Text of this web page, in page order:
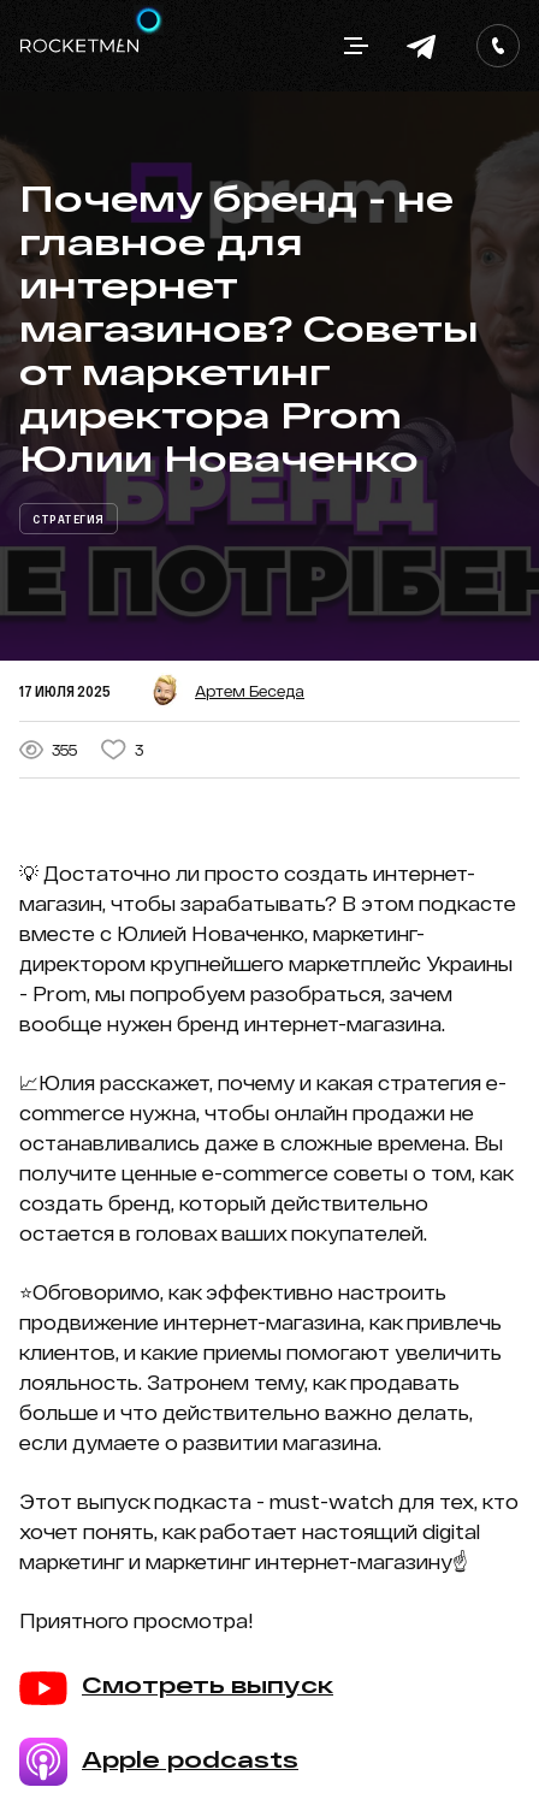
Почему бренд - не
главное для
интернет
магазинов? Советы
от маркетинг
директора Prom
Юлии Новаченко
СТРАТЕГИЯ
17 ИЮЛЯ 2025 Артем Беседа
355 3
💡 Достаточно ли просто создать интернет-
магазин, чтобы зарабатывать? В этом подкасте
вместе с Юлией Новаченко, маркетинг-
директором крупнейшего маркетплейс Украины
- Prom, мы попробуем разобраться, зачем
вообще нужен бренд интернет-магазина.
📈Юлия расскажет, почему и какая стратегия e-
commerce нужна, чтобы онлайн продажи не
останавливались даже в сложные времена. Вы
получите ценные e-commerce советы о том, как
создать бренд, который действительно
остается в головах ваших покупателей.
⭐️Обговоримо, как эффективно настроить
продвижение интернет-магазина, как привлечь
клиентов, и какие приемы помогают увеличить
лояльность. Затронем тему, как продавать
больше и что действительно важно делать,
если думаете о развитии магазина.
Этот выпуск подкаста - must-watch для тех, кто
хочет понять, как работает настоящий digital
маркетинг и маркетинг интернет-магазину☝️
Приятного просмотра!
Смотреть выпуск
Apple podcasts